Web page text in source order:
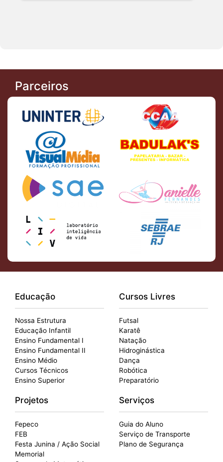
Parceiros
Educação
Nossa Estrutura
Educação Infantil
Ensino Fundamental I
Ensino Fundamental II
Ensino Médio
Cursos Técnicos
Ensino Superior
Cursos Livres
Futsal
Karatê
Natação
Hidroginástica
Dança
Robótica
Preparatório
Projetos
Fepeco
FEB
Festa Junina / Ação Social
Memorial
Serviços
Guia do Aluno
Serviço de Transporte
Plano de Segurança